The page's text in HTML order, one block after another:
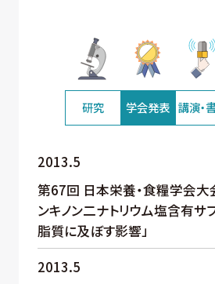
研究 学会発表 講演・
2013.5
第67回 日本栄養・食糧学会大
ンキノン二ナトリウム塩含有サ
脂質に及ぼす影響」
2013.5